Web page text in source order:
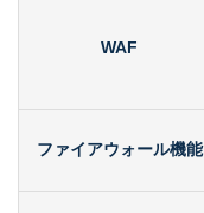
WAF
ファイアウォール機能